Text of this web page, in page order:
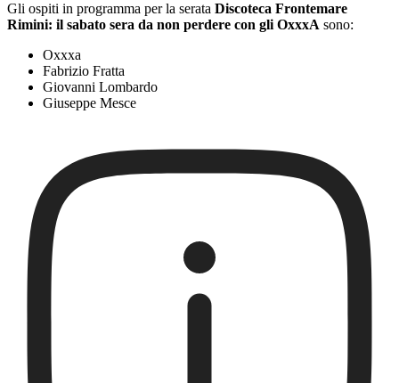
Gli ospiti in programma per la serata Discoteca Frontemare
Rimini: il sabato sera da non perdere con gli OxxxA sono:
Oxxxa
Fabrizio Fratta
Giovanni Lombardo
Giuseppe Mesce